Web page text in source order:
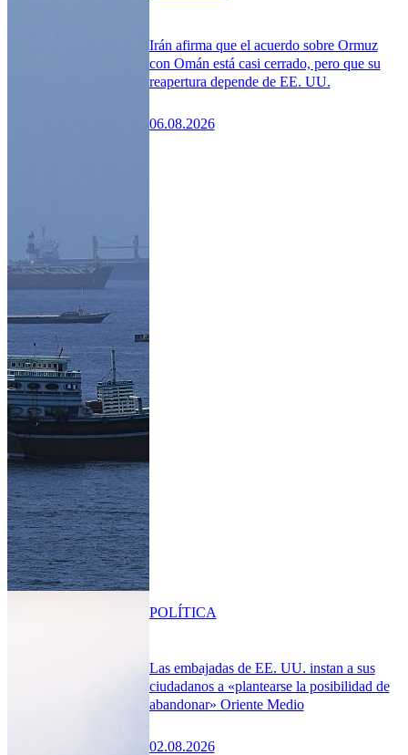
Irán afirma que el acuerdo sobre Ormuz
con Omán está casi cerrado, pero que su
reapertura depende de EE. UU.
06.08.2026
Las embajadas de EE. UU. instan a sus
ciudadanos a «plantearse la posibilidad de
abandonar» Oriente Medio
02.08.2026
POLÍTICA